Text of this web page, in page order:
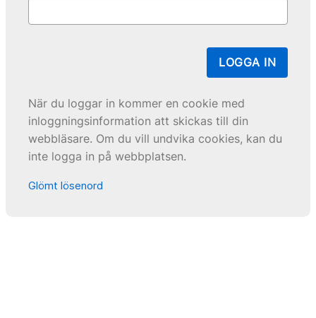
LOGGA IN
När du loggar in kommer en cookie med
inloggningsinformation att skickas till din
webbläsare. Om du vill undvika cookies, kan du
inte logga in på webbplatsen.
Glömt lösenord